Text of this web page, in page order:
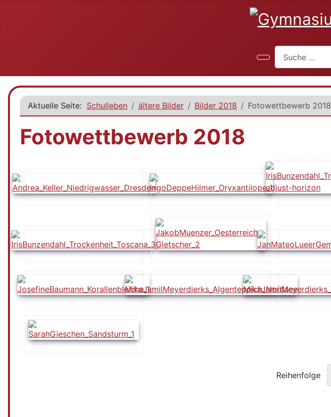
Aktuelle Seite: Schulleben ältere Bilder Bilder 2018 Fotowettbewerb 2018
Fotowettbewerb 2018
Reihenfolge